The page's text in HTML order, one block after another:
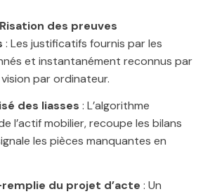
des preuves
: Les justificatifs fournis par les
et instantanément reconnus par
par ordinateur.
des liasses : L’algorithme
l’actif mobilier, recoupe les bilans
les pièces manquantes en
du projet d’acte : Un